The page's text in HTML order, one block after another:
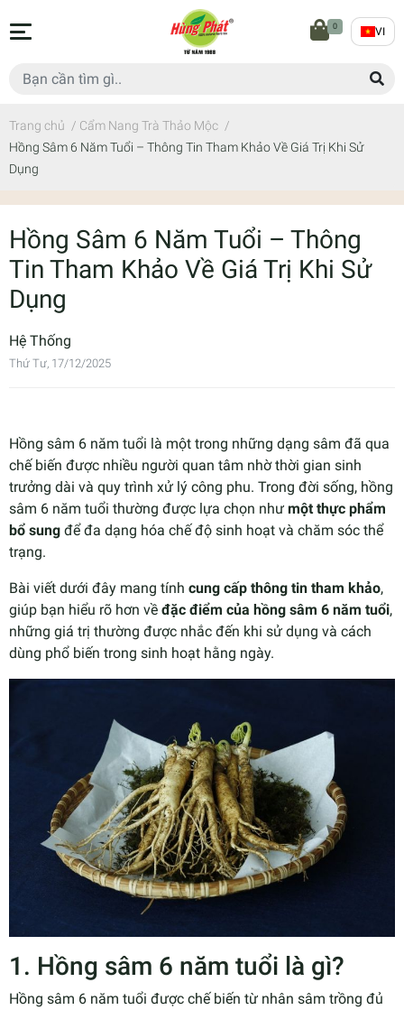
0 VI
Trang chủ / Cẩm Nang Trà Thảo Mộc /
Hồng Sâm 6 Năm Tuổi – Thông Tin Tham Khảo Về Giá Trị Khi Sử
Dụng
Hồng Sâm 6 Năm Tuổi – Thông
Tin Tham Khảo Về Giá Trị Khi Sử
Dụng
Hệ Thống
Thứ Tư, 17/12/2025
Hồng sâm 6 năm tuổi là một trong những dạng sâm đã qua
chế biến được nhiều người quan tâm nhờ thời gian sinh
trưởng dài và quy trình xử lý công phu. Trong đời sống, hồng
sâm 6 năm tuổi thường được lựa chọn như một thực phẩm
bổ sung để đa dạng hóa chế độ sinh hoạt và chăm sóc thể
trạng.
Bài viết dưới đây mang tính cung cấp thông tin tham khảo,
giúp bạn hiểu rõ hơn về đặc điểm của hồng sâm 6 năm tuổi,
những giá trị thường được nhắc đến khi sử dụng và cách
dùng phổ biến trong sinh hoạt hằng ngày.
1. Hồng sâm 6 năm tuổi là gì?
Hồng sâm 6 năm tuổi được chế biến từ nhân sâm trồng đủ